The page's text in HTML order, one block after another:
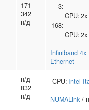
171
342
н/д
3:
CPU:2x
168:
CPU:2x
Infiniband 4x
Ethernet
н/д
832
н/д
CPU: Intel
NUMALink /